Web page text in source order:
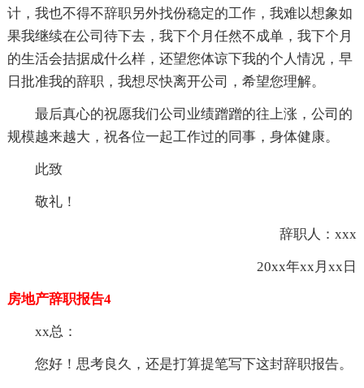
计，我也不得不辞职另外找份稳定的工作，我难以想象如
果我继续在公司待下去，我下个月任然不成单，我下个月
的生活会拮据成什么样，还望您体谅下我的个人情况，早
日批准我的辞职，我想尽快离开公司，希望您理解。
最后真心的祝愿我们公司业绩蹭蹭的往上涨，公司的
规模越来越大，祝各位一起工作过的同事，身体健康。
此致
敬礼！
辞职人：xxx
20xx年xx月xx日
房地产辞职报告4
xx总：
您好！思考良久，还是打算提笔写下这封辞职报告。